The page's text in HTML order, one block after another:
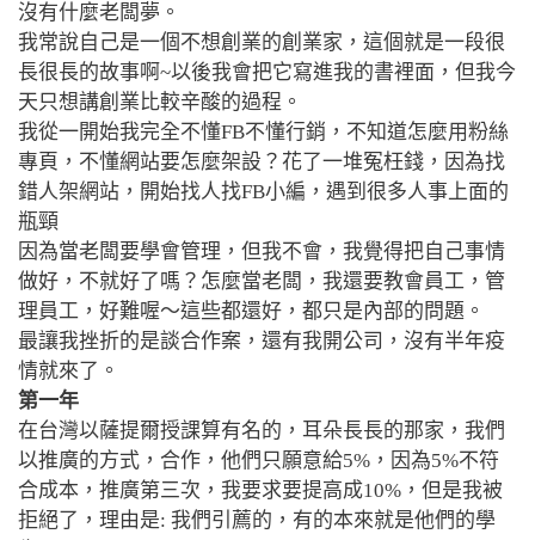
沒有什麼老闆夢。
我常說自己是一個不想創業的創業家，這個就是一段很
長很長的故事啊~以後我會把它寫進我的書裡面，但我今
天只想講創業比較辛酸的過程。
我從一開始我完全不懂FB不懂行銷，不知道怎麼用粉絲
專頁 ， 不懂網站要怎麼架設？花了一堆冤枉錢，因為找
錯人架網站，開始找人找FB小編，遇到很多人事上面的
瓶頸
因為當老闆要學會管理 ， 但我不會 ， 我覺得把自己事情
做好，不就好了嗎？怎麼當老闆，我還要教會員工，管
理員工 ， 好難喔～這些都還好，都只是內部的問題。
最讓我挫折的是談合作案，還有我開公司，沒有半年疫
情就來了。
第一年
在台灣以薩提爾授課算有名的，耳朵長長的那家， 我們
以推廣的方式，合作，他們只願意給5%， 因為5%不符
合成本，推廣第三次，我要求要提高成10%，但是我被
拒絕了， 理由是: 我們引薦的，有的本來就是他們的學